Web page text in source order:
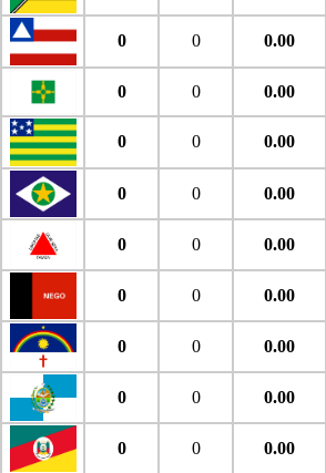
0 0 0.00
0 0 0.00
0 0 0.00
0 0 0.00
0 0 0.00
0 0 0.00
0 0 0.00
0 0 0.00
0 0 0.00